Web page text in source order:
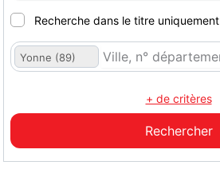
Recherche dans le titre uniquement
Yonne (89)
+ de critères